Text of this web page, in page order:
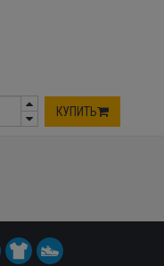
КУПИТЬ